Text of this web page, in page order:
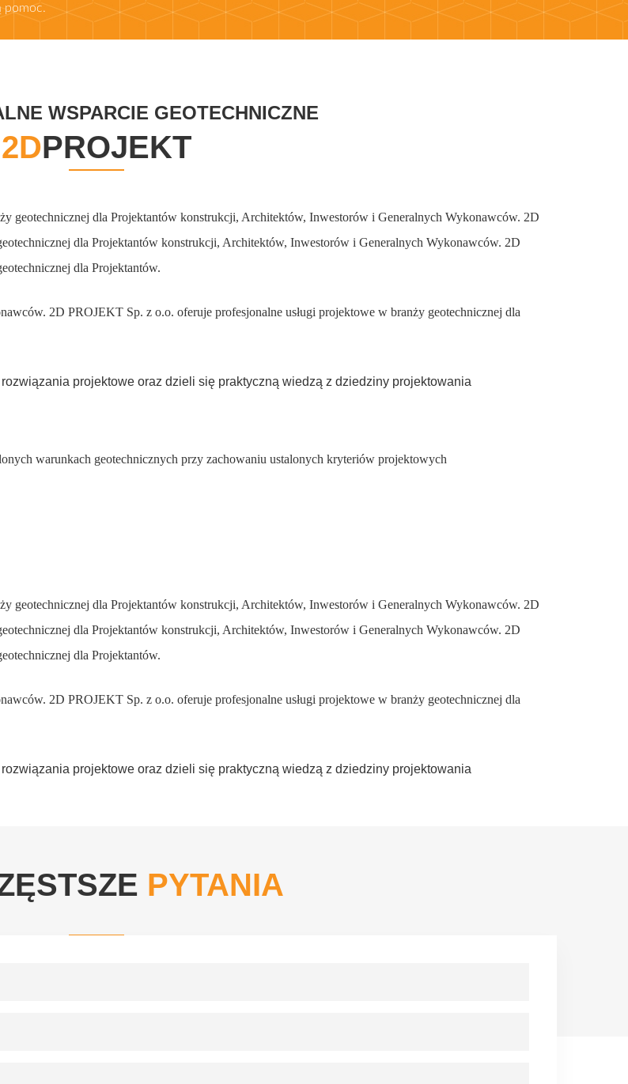
pomoc.
WSPARCIE GEOTECHNICZNE
2DPROJEKT
geotechnicznej dla Projektantów konstrukcji, Architektów, Inwestorów i Generalnych Wykonawców. 2D
dla Projektantów konstrukcji, Architektów, Inwestorów i Generalnych Wykonawców. 2D
dla Projektantów.
2D PROJEKT Sp. z o.o. oferuje profesjonalne usługi projektowe w branży geotechnicznej dla
projektowe oraz dzieli się praktyczną wiedzą z dziedziny projektowania
warunkach geotechnicznych przy zachowaniu ustalonych kryteriów projektowych
geotechnicznej dla Projektantów konstrukcji, Architektów, Inwestorów i Generalnych Wykonawców. 2D
dla Projektantów konstrukcji, Architektów, Inwestorów i Generalnych Wykonawców. 2D
dla Projektantów.
2D PROJEKT Sp. z o.o. oferuje profesjonalne usługi projektowe w branży geotechnicznej dla
projektowe oraz dzieli się praktyczną wiedzą z dziedziny projektowania
PYTANIA